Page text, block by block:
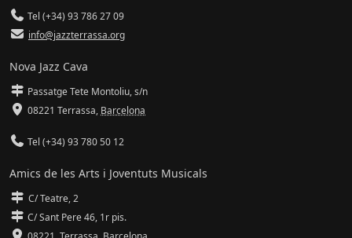
Tel (+34) 93 786 27 09
info@jazzterrassa.org
Nova Jazz Cava
Passatge Tete Montoliu, s/n
08221 Terrassa, Barcelona
Tel (+34) 93 780 50 12
Amics de les Arts i Joventuts Musicals
C/ Teatre, 2
C/ Sant Pere 46, 1r pis.